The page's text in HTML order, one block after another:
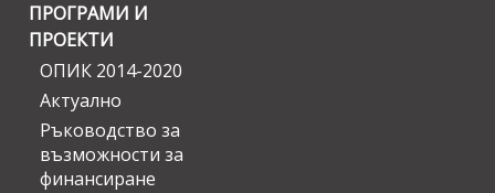
ПРОГРАМИ И
ПРОЕКТИ
ОПИК 2014-2020
Актуално
Ръководство за
възможности за
финансиране